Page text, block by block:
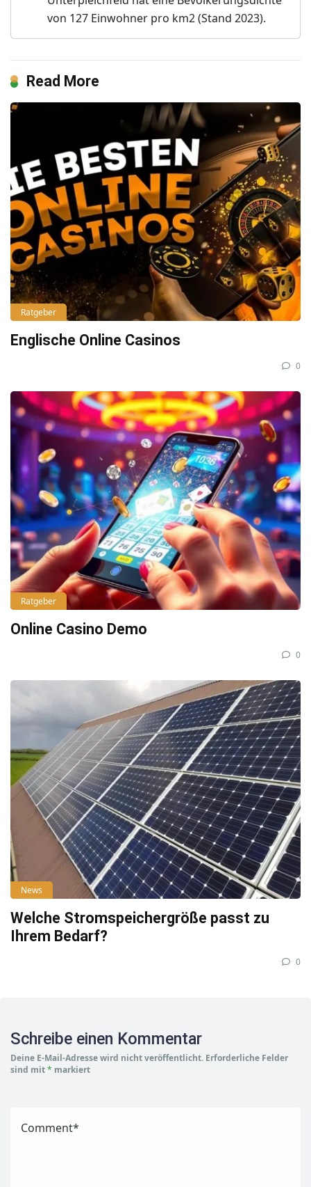
von 127 Einwohner pro km2 (Stand 2023).
Read More
Ratgeber
Englische Online Casinos
0
Ratgeber
Online Casino Demo
0
News
Welche Stromspeichergröße passt zu
Ihrem Bedarf?
0
Schreibe einen Kommentar
Deine E-Mail-Adresse wird nicht veröffentlicht. Erforderliche Felder
sind mit* markiert